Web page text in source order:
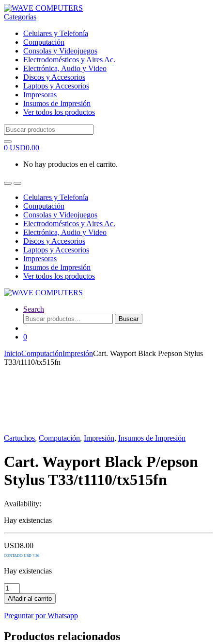
Skip
to
Skip
to
Categorías
Celulares y Telefonía
Computación
Consolas y Videojuegos
Electrodomésticos y Aires Ac.
Electrónica, Audio y Video
Discos y Accesorios
Laptops y Accesorios
Impresoras
Insumos de Impresión
Ver todos los productos
Search
for:
0 USD0.00
No hay productos en el carrito.
Celulares y Telefonía
Computación
Consolas y Videojuegos
Electrodomésticos y Aires Ac.
Electrónica, Audio y Video
Discos y Accesorios
Laptops y Accesorios
Impresoras
Insumos de Impresión
Ver todos los productos
Search
Buscar
por:
Buscar
0
InicioComputaciónImpresiónCart. Wayport Black P/epson Stylus
T33/t1110/tx515fn
Cartuchos, Computación, Impresión, Insumos de Impresión
Cart. Wayport Black P/epson
Stylus T33/t1110/tx515fn
Availability:
Hay existencias
USD8.00
CONTADO USD 7.36
Hay existencias
Cart.
Wayport
Black
P/epson
Stylus
T33/t1110/tx515fn
quantity
Añadir al carrito
Preguntar por Whatsapp
Productos relacionados